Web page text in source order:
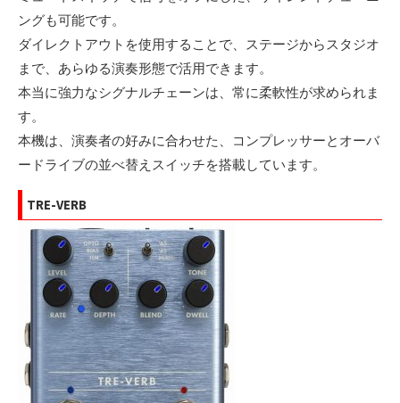
ングも可能です。
ダイレクトアウトを使用することで、ステージからスタジオ
まで、あらゆる演奏形態で活用できます。
本当に強力なシグナルチェーンは、常に柔軟性が求められま
す。
本機は、演奏者の好みに合わせた、コンプレッサーとオーバ
ードライブの並べ替えスイッチを搭載しています。
TRE-VERB